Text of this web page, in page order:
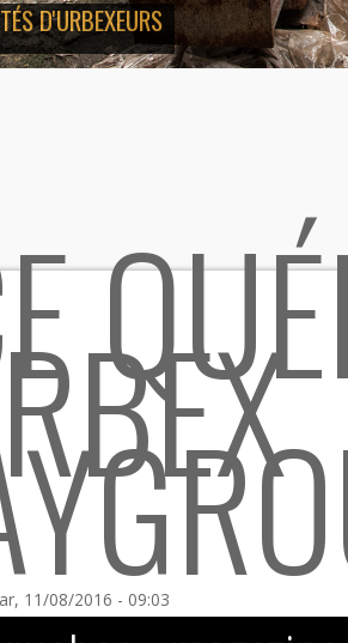
D'URBEXEURS
11/08/2016 - 09:03